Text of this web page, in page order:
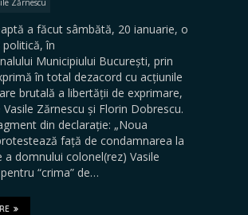
a făcut sâmbătă, 20 ianuarie, o
în
Municipiului București, prin
în total dezacord cu acțiunile
brutală a libertății de exprimare,
Vasile Zărnescu și Florin Dobrescu.
din declarație: „Noua
față de condamnarea la
a domnului colonel(rez) Vasile
“crima” de…